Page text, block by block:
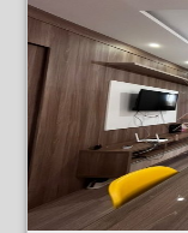
Apartamento - Greenville - Ribeirão Preto